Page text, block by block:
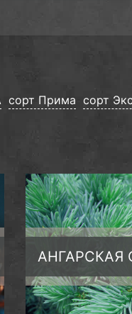
сорт Прима сорт
АНГАРСКАЯ